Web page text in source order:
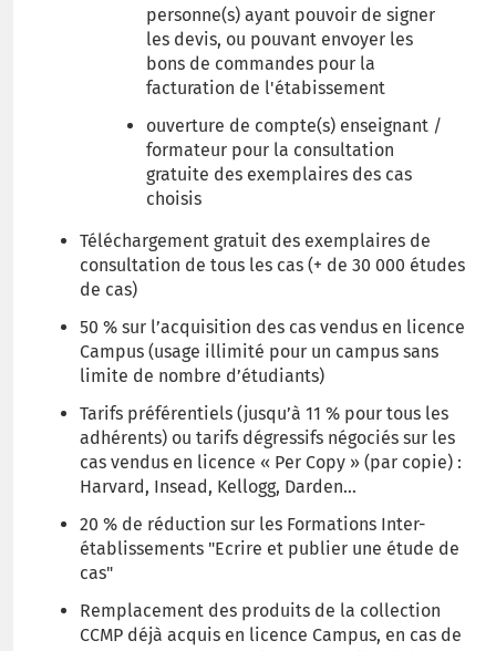
personne(s) ayant pouvoir de signer
les devis, ou pouvant envoyer les
bons de commandes pour la
facturation de l'étabissement
ouverture de compte(s) enseignant /
formateur pour la consultation
gratuite des exemplaires des cas
choisis
Téléchargement gratuit des exemplaires de
consultation de tous les cas (+ de 30 000 études
de cas)
50 % sur l’acquisition des cas vendus en licence
Campus (usage illimité pour un campus sans
limite de nombre d’étudiants)
Tarifs préférentiels (jusqu’à 11 % pour tous les
adhérents) ou tarifs dégressifs négociés sur les
cas vendus en licence « Per Copy » (par copie) :
Harvard, Insead, Kellogg, Darden…
20 % de réduction sur les Formations Inter-
établissements "Ecrire et publier une étude de
cas"
Remplacement des produits de la collection
CCMP déjà acquis en licence Campus, en cas de